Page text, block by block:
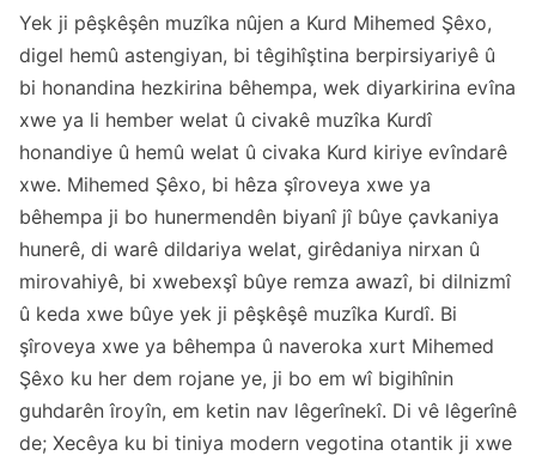
Yek ji pêşkêşên muzîka nûjen a Kurd Mihemed Şêxo,
digel hemû astengiyan, bi têgihîştina berpirsiyariyê û
bi honandina hezkirina bêhempa, wek diyarkirina evîna
xwe ya li hember welat û civakê muzîka Kurdî
honandiye û hemû welat û civaka Kurd kiriye evîndarê
xwe. Mihemed Şêxo, bi hêza şîroveya xwe ya
bêhempa ji bo hunermendên biyanî jî bûye çavkaniya
hunerê, di warê dildariya welat, girêdaniya nirxan û
mirovahiyê, bi xwebexşî bûye remza awazî, bi dilnizmî
û keda xwe bûye yek ji pêşkêşê muzîka Kurdî. Bi
şîroveya xwe ya bêhempa û naveroka xurt Mihemed
Şêxo ku her dem rojane ye, ji bo em wî bigihînin
guhdarên îroyîn, em ketin nav lêgerînekî. Di vê lêgerînê
de; Xecêya ku bi tiniya modern vegotina otantik ji xwe